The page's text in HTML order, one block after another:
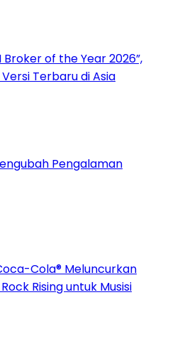
Broker of the Year 2026”,
Terbaru di Asia
Pengalaman
Cola® Meluncurkan
Rising untuk Musisi